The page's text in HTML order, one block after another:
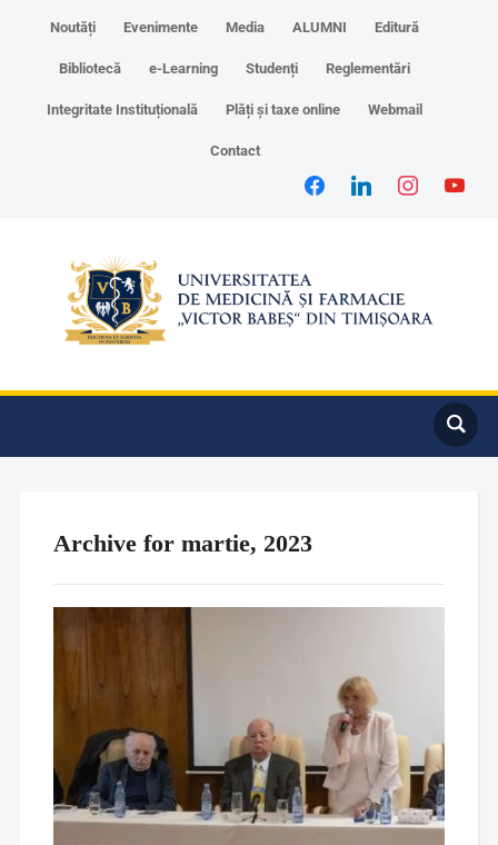
Noutăți Evenimente Media ALUMNI Editură
Bibliotecă e-Learning Studenți Reglementări
Integritate Instituțională Plăți și taxe online Webmail
Contact
Archive for martie, 2023